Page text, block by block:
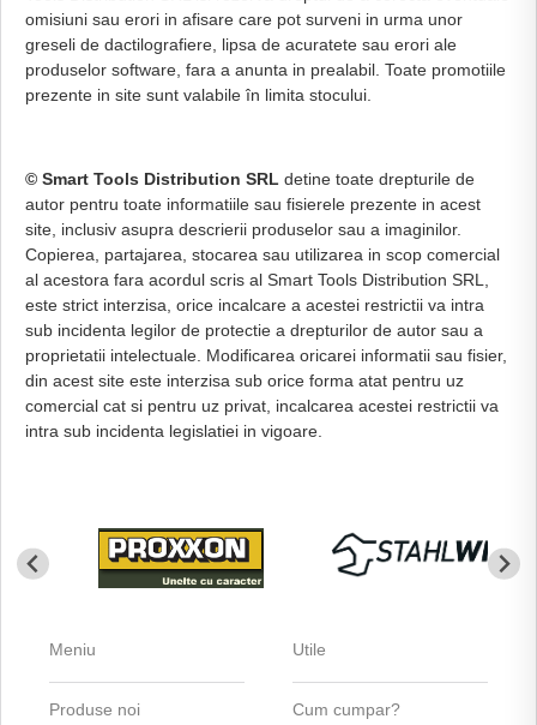
omisiuni sau erori in afisare care pot surveni in urma unor
greseli de dactilografiere, lipsa de acuratete sau erori ale
produselor software, fara a anunta in prealabil. Toate promotiile
prezente in site sunt valabile în limita stocului.
© Smart Tools Distribution SRL detine toate drepturile de
autor pentru toate informatiile sau fisierele prezente in acest
site, inclusiv asupra descrierii produselor sau a imaginilor.
Copierea, partajarea, stocarea sau utilizarea in scop comercial
al acestora fara acordul scris al Smart Tools Distribution SRL,
este strict interzisa, orice incalcare a acestei restrictii va intra
sub incidenta legilor de protectie a drepturilor de autor sau a
proprietatii intelectuale. Modificarea oricarei informatii sau fisier,
din acest site este interzisa sub orice forma atat pentru uz
comercial cat si pentru uz privat, incalcarea acestei restrictii va
intra sub incidenta legislatiei in vigoare.
Meniu
Produse noi
Utile
Cum cumpar?